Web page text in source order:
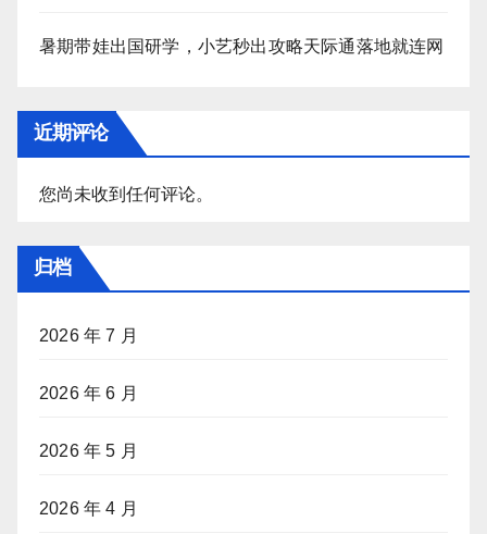
暑期带娃出国研学，小艺秒出攻略天际通落地就连网
近期评论
您尚未收到任何评论。
归档
2026 年 7 月
2026 年 6 月
2026 年 5 月
2026 年 4 月